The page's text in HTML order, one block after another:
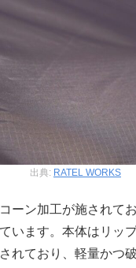
出典: RATEL WORKS
ーン加工が施されて
います。本体はリッ
れており、軽量かつ